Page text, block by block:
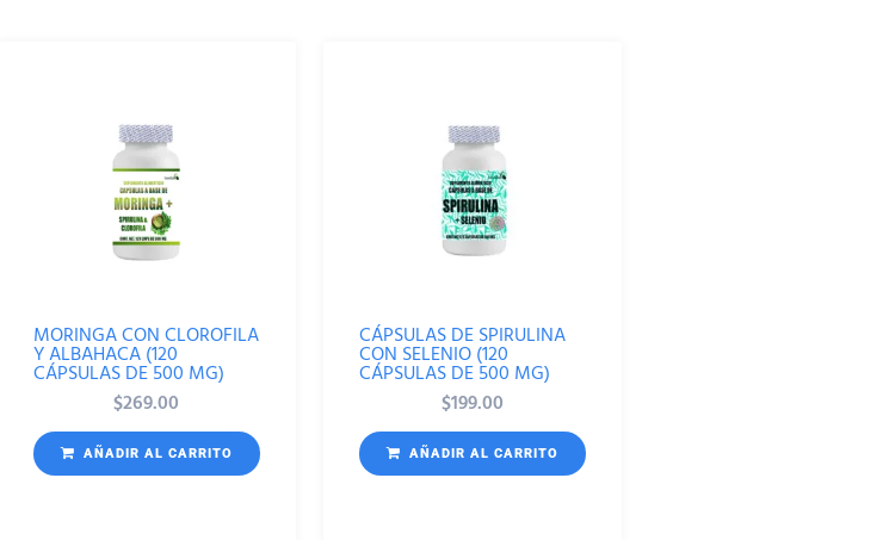
MORINGA CON CLOROFILA
Y ALBAHACA (120
CÁPSULAS DE 500 MG)
$269.00
AÑADIR AL CARRITO
CÁPSULAS DE SPIRULINA
CON SELENIO (120
CÁPSULAS DE 500 MG)
$199.00
AÑADIR AL CARRITO